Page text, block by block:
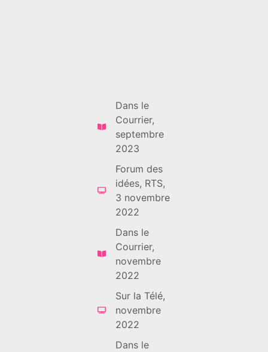
Dans le
Courrier,
septembre
2023
Forum des
idées, RTS,
3 novembre
2022
Dans le
Courrier,
novembre
2022
Sur la Télé,
novembre
2022
Dans le